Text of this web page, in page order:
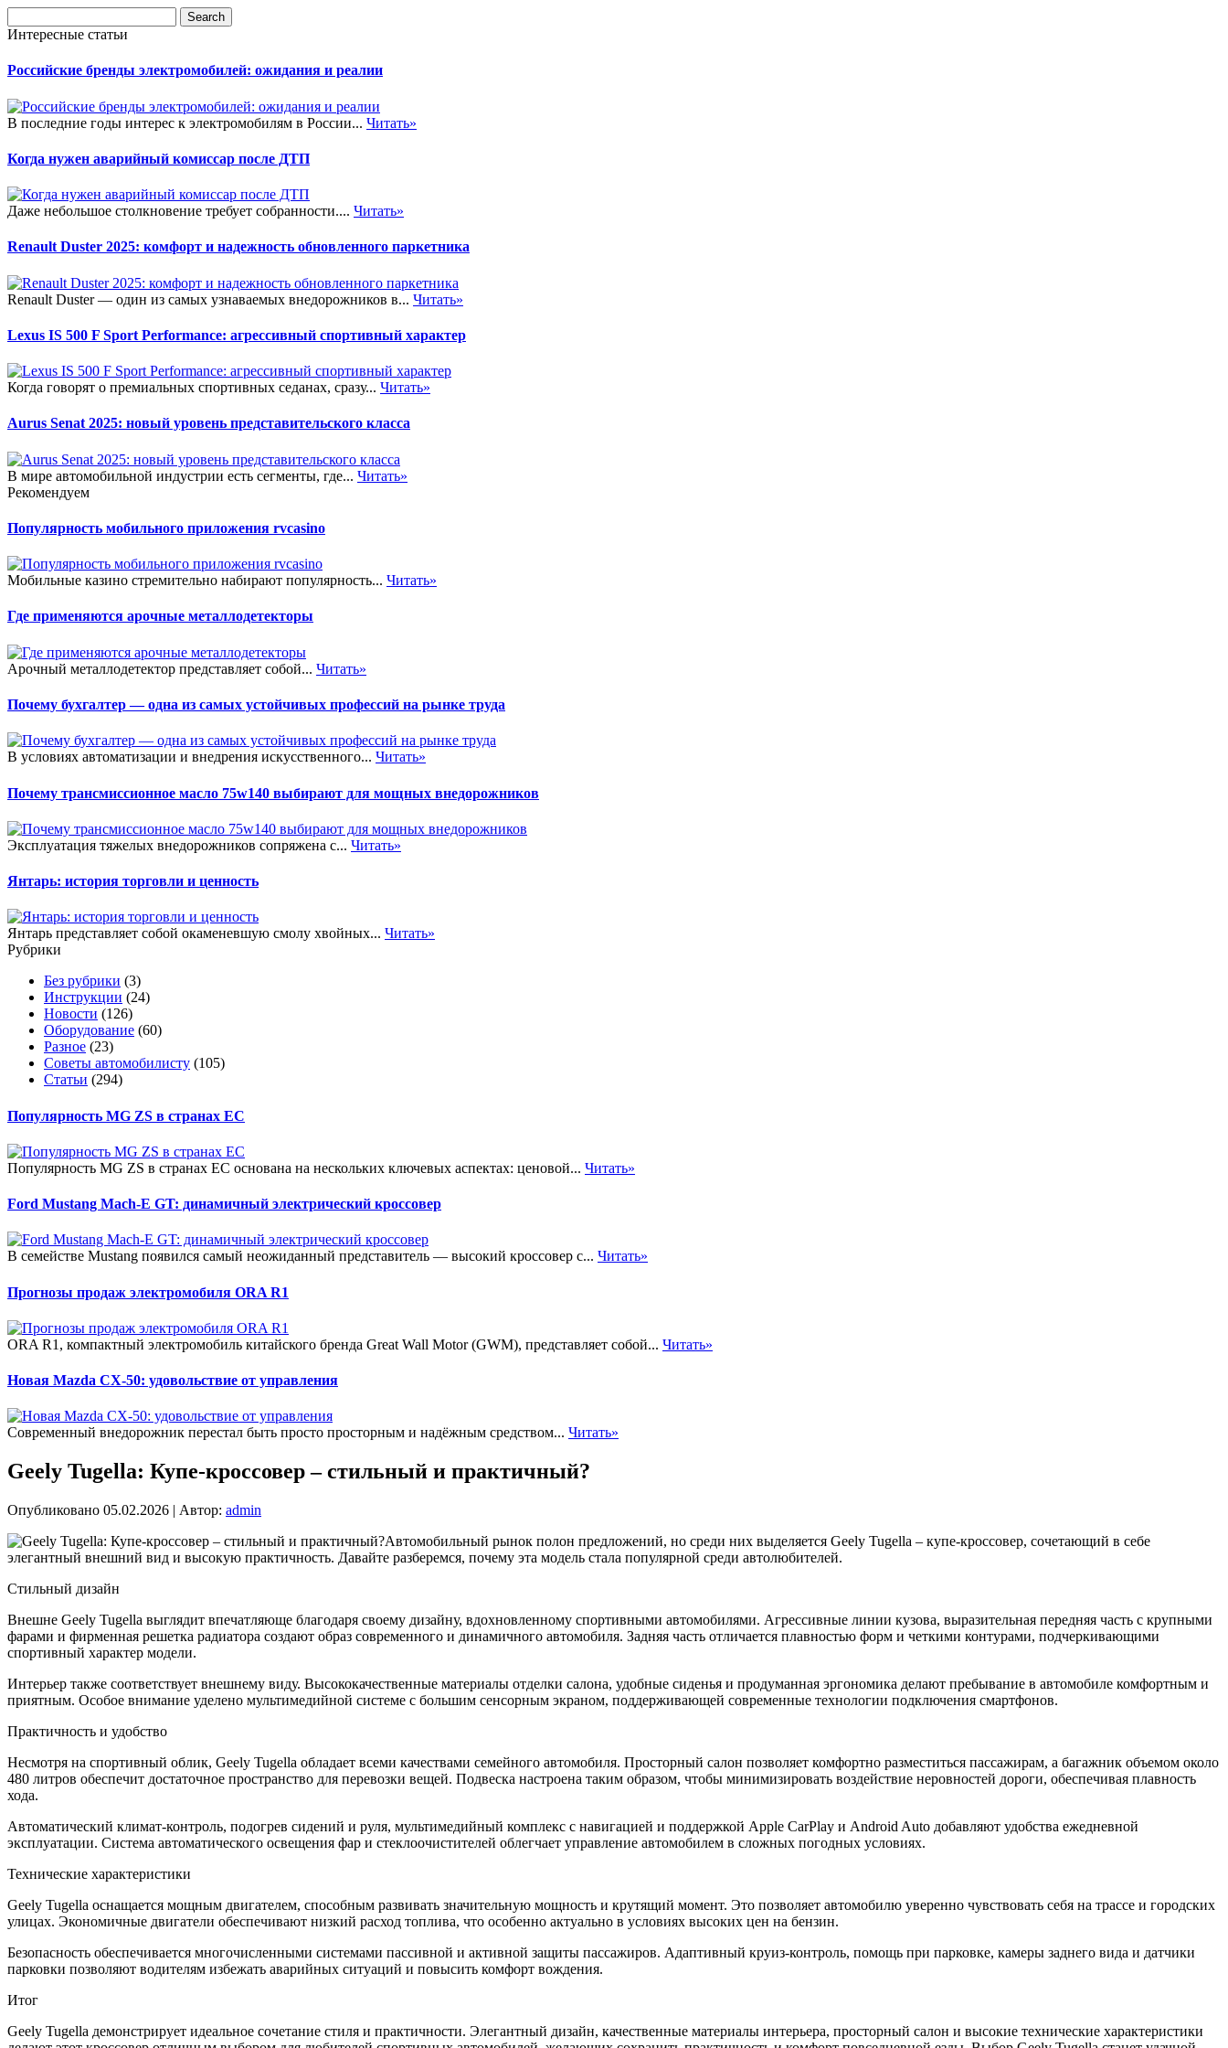
Интересные статьи
Российские бренды электромобилей: ожидания и реалии
В последние годы интерес к электромобилям в России... Читать»
Когда нужен аварийный комиссар после ДТП
Даже небольшое столкновение требует собранности.... Читать»
Renault Duster 2025: комфорт и надежность обновленного паркетника
Renault Duster — один из самых узнаваемых внедорожников в... Читать»
Lexus IS 500 F Sport Performance: агрессивный спортивный характер
Когда говорят о премиальных спортивных седанах, сразу... Читать»
Aurus Senat 2025: новый уровень представительского класса
В мире автомобильной индустрии есть сегменты, где... Читать»
Рекомендуем
Популярность мобильного приложения rvcasino
Мобильные казино стремительно набирают популярность... Читать»
Где применяются арочные металлодетекторы
Арочный металлодетектор представляет собой... Читать»
Почему бухгалтер — одна из самых устойчивых профессий на рынке труда
В условиях автоматизации и внедрения искусственного... Читать»
Почему трансмиссионное масло 75w140 выбирают для мощных внедорожников
Эксплуатация тяжелых внедорожников сопряжена с... Читать»
Янтарь: история торговли и ценность
Янтарь представляет собой окаменевшую смолу хвойных... Читать»
Рубрики
Без рубрики (3)
Инструкции (24)
Новости (126)
Оборудование (60)
Разное (23)
Советы автомобилисту (105)
Статьи (294)
Популярность MG ZS в странах ЕС
Популярность MG ZS в странах ЕС основана на нескольких ключевых аспектах: ценовой... Читать»
Ford Mustang Mach-E GT: динамичный электрический кроссовер
В семействе Mustang появился самый неожиданный представитель — высокий кроссовер с... Читать»
Прогнозы продаж электромобиля ORA R1
ORA R1, компактный электромобиль китайского бренда Great Wall Motor (GWM), представляет собой... Читать»
Новая Mazda CX-50: удовольствие от управления
Современный внедорожник перестал быть просто просторным и надёжным средством... Читать»
Geely Tugella: Купе-кроссовер – стильный и практичный?
Опубликовано 05.02.2026 | Автор: admin
Автомобильный рынок полон предложений, но среди них выделяется Geely Tugella – купе-кроссовер, сочетающий в себе
элегантный внешний вид и высокую практичность. Давайте разберемся, почему эта модель стала популярной среди автолюбителей.
Стильный дизайн
Внешне Geely Tugella выглядит впечатляюще благодаря своему дизайну, вдохновленному спортивными автомобилями. Агрессивные линии кузова, выразительная передняя часть с крупными
фарами и фирменная решетка радиатора создают образ современного и динамичного автомобиля. Задняя часть отличается плавностью форм и четкими контурами, подчеркивающими
спортивный характер модели.
Интерьер также соответствует внешнему виду. Высококачественные материалы отделки салона, удобные сиденья и продуманная эргономика делают пребывание в автомобиле комфортным и
приятным. Особое внимание уделено мультимедийной системе с большим сенсорным экраном, поддерживающей современные технологии подключения смартфонов.
Практичность и удобство
Несмотря на спортивный облик, Geely Tugella обладает всеми качествами семейного автомобиля. Просторный салон позволяет комфортно разместиться пассажирам, а багажник объемом около
480 литров обеспечит достаточное пространство для перевозки вещей. Подвеска настроена таким образом, чтобы минимизировать воздействие неровностей дороги, обеспечивая плавность
хода.
Автоматический климат-контроль, подогрев сидений и руля, мультимедийный комплекс с навигацией и поддержкой Apple CarPlay и Android Auto добавляют удобства ежедневной
эксплуатации. Система автоматического освещения фар и стеклоочистителей облегчает управление автомобилем в сложных погодных условиях.
Технические характеристики
Geely Tugella оснащается мощным двигателем, способным развивать значительную мощность и крутящий момент. Это позволяет автомобилю уверенно чувствовать себя на трассе и городских
улицах. Экономичные двигатели обеспечивают низкий расход топлива, что особенно актуально в условиях высоких цен на бензин.
Безопасность обеспечивается многочисленными системами пассивной и активной защиты пассажиров. Адаптивный круиз-контроль, помощь при парковке, камеры заднего вида и датчики
парковки позволяют водителям избежать аварийных ситуаций и повысить комфорт вождения.
Итог
Geely Tugella демонстрирует идеальное сочетание стиля и практичности. Элегантный дизайн, качественные материалы интерьера, просторный салон и высокие технические характеристики